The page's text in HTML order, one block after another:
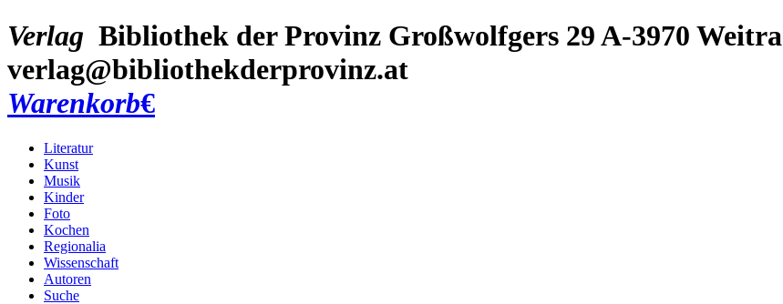
Verlag Bibliothek der Provinz Großwolfgers 29A-3970 Weitra
verlag@bibliothekderprovinz.at
Warenkorb€
Literatur
Kunst
Musik
Kinder
Foto
Kochen
Regionalia
Wissenschaft
Autoren
Suche